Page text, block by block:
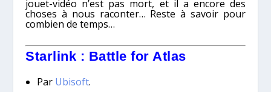
jouet-vidéo n’est pas mort, et il a encore des
choses à nous raconter… Reste à savoir pour
combien de temps…
Starlink : Battle for Atlas
Par Ubisoft.